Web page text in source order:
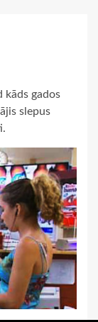
kāds gados
slepus